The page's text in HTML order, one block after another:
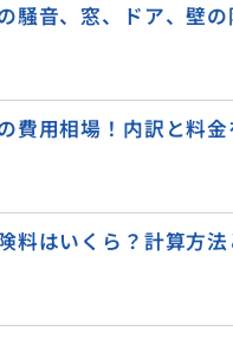
騒音、窓、ドア、壁の
費用相場！内訳と料
料はいくら？計算方